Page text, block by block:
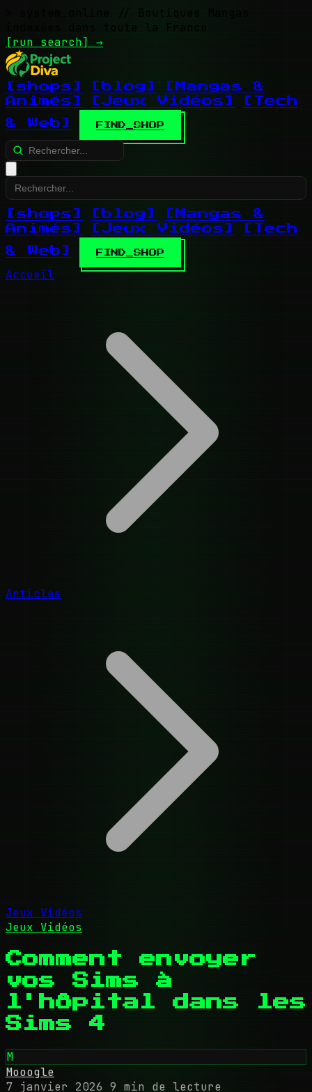
// Boutiques Mangas
indexées dans toute la France
[run search] →
[shops] [blog]
[Mangas &
Animés]
[Jeux Vidéos]
[Tech
& Web]
FIND_SHOP
[shops] [blog]
[Mangas &
Animés]
[Jeux Vidéos]
[Tech
& Web]
FIND_SHOP
Accueil
Articles
Jeux Vidéos
Jeux Vidéos
Comment envoyer
vos Sims à
l'hôpital dans les
Sims 4
M
Mooogle
7 janvier 2026 9 min de lecture